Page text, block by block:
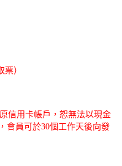
）
信用卡帳戶，恕無法以現金
會員可於30個工作天後向發